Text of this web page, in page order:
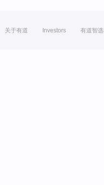
关于有道 Investors 有道智选